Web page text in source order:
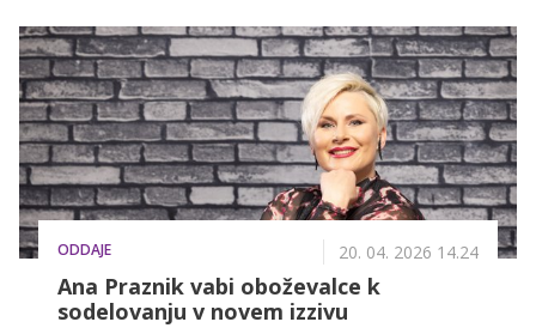
naravo.
ODDAJE 20. 04. 2026 14.24
Ana Praznik vabi oboževalce k
sodelovanju v novem izzivu